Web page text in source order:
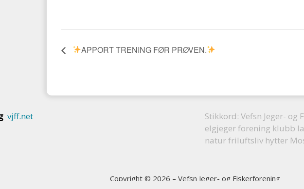
APPORT TRENING FØR PRØVEN.
vjff.net
Stikkord: Vefsn Jeger- og
elgjeger forening klubb
natur friluftsliv hytter
Copyright © 2026 – Vefsn Jeger- og Fiskerforening